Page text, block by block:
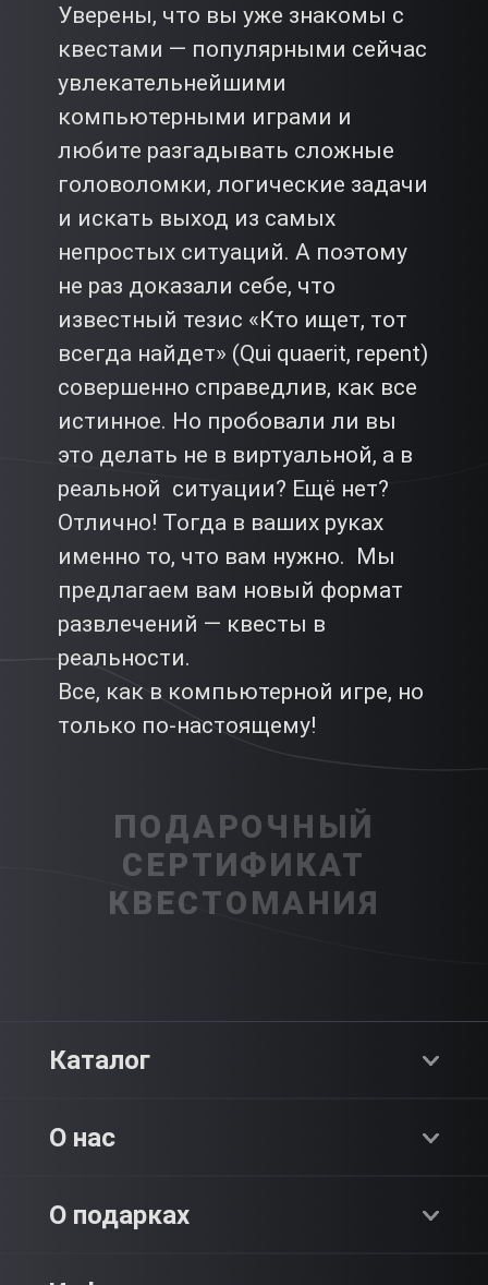
Уверены, что вы уже знакомы с
квестами — популярными сейчас
увлекательнейшими
компьютерными играми и
любите разгадывать сложные
головоломки, логические задачи
и искать выход из самых
непростых ситуаций. А поэтому
не раз доказали себе, что
известный тезис «Кто ищет, тот
всегда найдет» (Qui quaerit, repent)
совершенно справедлив, как все
истинное. Но пробовали ли вы
это делать не в виртуальной, а в
реальной ситуации? Ещё нет?
Отлично! Тогда в ваших руках
именно то, что вам нужно. Мы
предлагаем вам новый формат
развлечений — квесты в
реальности.
Все, как в компьютерной игре, но
только по-настоящему!
ПОДАРОЧНЫЙ
СЕРТИФИКАТ
КВЕСТОМАНИЯ
Каталог
О нас
О компании
О подарках